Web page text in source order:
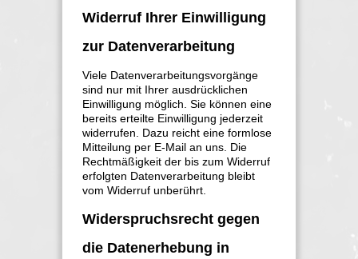
Widerruf Ihrer Einwilligung
zur Datenverarbeitung
Viele Datenverarbeitungsvorgänge
sind nur mit Ihrer ausdrücklichen
Einwilligung möglich. Sie können eine
bereits erteilte Einwilligung jederzeit
widerrufen. Dazu reicht eine formlose
Mitteilung per E-Mail an uns. Die
Rechtmäßigkeit der bis zum Widerruf
erfolgten Datenverarbeitung bleibt
vom Widerruf unberührt.
Widerspruchsrecht gegen
die Datenerhebung in